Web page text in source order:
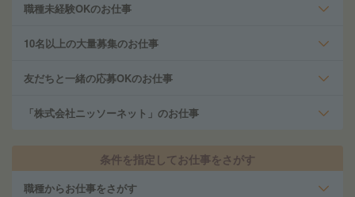
職種未経験OKのお仕事
10名以上の大量募集のお仕事
友だちと一緒の応募OKのお仕事
「株式会社ニッソーネット」のお仕事
条件を指定してお仕事をさがす
職種からお仕事をさがす